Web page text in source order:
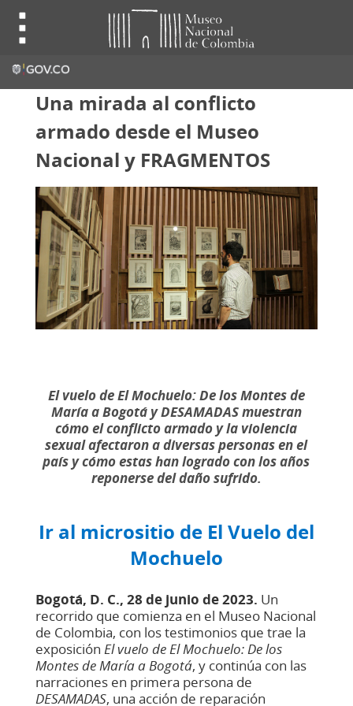
Una mirada al conflicto
armado desde el Museo
Nacional y FRAGMENTOS
El vuelo de El Mochuelo: De los Montes de
María a Bogotá y DESAMADAS muestran
cómo el conflicto armado y la violencia
sexual afectaron a diversas personas en el
país y cómo estas han logrado con los años
reponerse del daño sufrido.
Ir al micrositio de El Vuelo del
Mochuelo​
Bogotá, D. C., 28 de junio de 2023. Un
recorrido que comienza en el Museo Nacional
de Colombia, con los testimonios que trae la
exposición El vuelo de El Mochuelo: De los
Montes de María a Bogotá, y continúa con las
narraciones en primera persona de
DESAMADAS, una acción de reparación